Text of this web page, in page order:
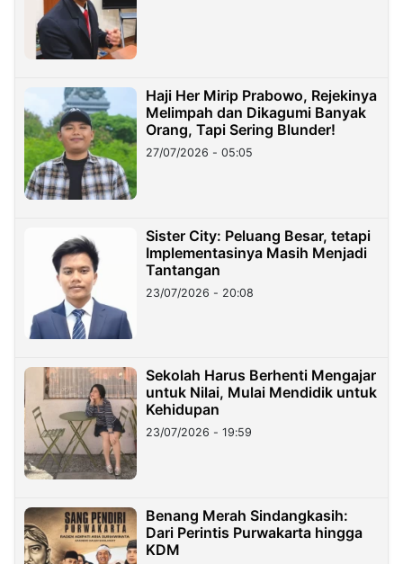
Haji Her Mirip Prabowo, Rejekinya
Melimpah dan Dikagumi Banyak
Orang, Tapi Sering Blunder!
27/07/2026 - 05:05
Sister City: Peluang Besar, tetapi
Implementasinya Masih Menjadi
Tantangan
23/07/2026 - 20:08
Sekolah Harus Berhenti Mengajar
untuk Nilai, Mulai Mendidik untuk
Kehidupan
23/07/2026 - 19:59
Benang Merah Sindangkasih:
Dari Perintis Purwakarta hingga
KDM